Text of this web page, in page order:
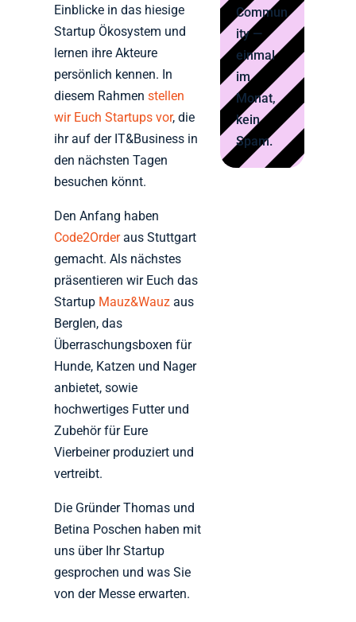
Einblicke in das hiesige
Startup Ökosystem und
lernen ihre Akteure
persönlich kennen. In
diesem Rahmenstellen
wir Euch Startups vor, die
ihr auf der IT&Business in
den nächsten Tagen
besuchen könnt.
Den Anfang haben
Code2Orderaus Stuttgart
gemacht. Als nächstes
präsentieren wir Euch das
Startup Mauz&Wauzaus
Berglen, das
Überraschungsboxen für
Hunde, Katzen und Nager
anbietet, sowie
hochwertiges Futter und
Zubehör für Eure
Vierbeiner produziert und
vertreibt.
Die Gründer Thomas und
Betina Poschen haben mit
uns über Ihr Startup
gesprochen und was Sie
von der Messe erwarten.
Commun
ity —
einmal
im
Monat,
kein
Spam.